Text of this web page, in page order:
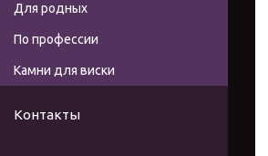
Для родных
По профессии
Камни для виски
Контакты